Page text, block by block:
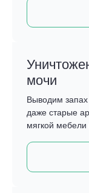
мочи
Выводим
даже старые
мягкой мебели